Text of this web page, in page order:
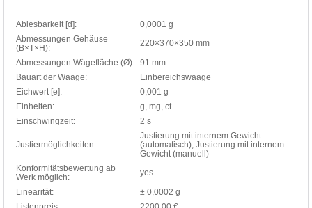
Ablesbarkeit [d]:
0,0001 g
Abmessungen Gehäuse
(B×T×H):
220×370×350 mm
Abmessungen Wägefläche (Ø): 91 mm
Bauart der Waage:
Einbereichswaage
Eichwert [e]:
0,001 g
Einheiten:
g, mg, ct
Einschwingzeit:
2 s
Justiermöglichkeiten:
Justierung mit internem Gewicht
(automatisch), Justierung mit internem
Gewicht (manuell)
Konformitätsbewertung ab
Werk möglich:
yes
Linearität:
± 0,0002 g